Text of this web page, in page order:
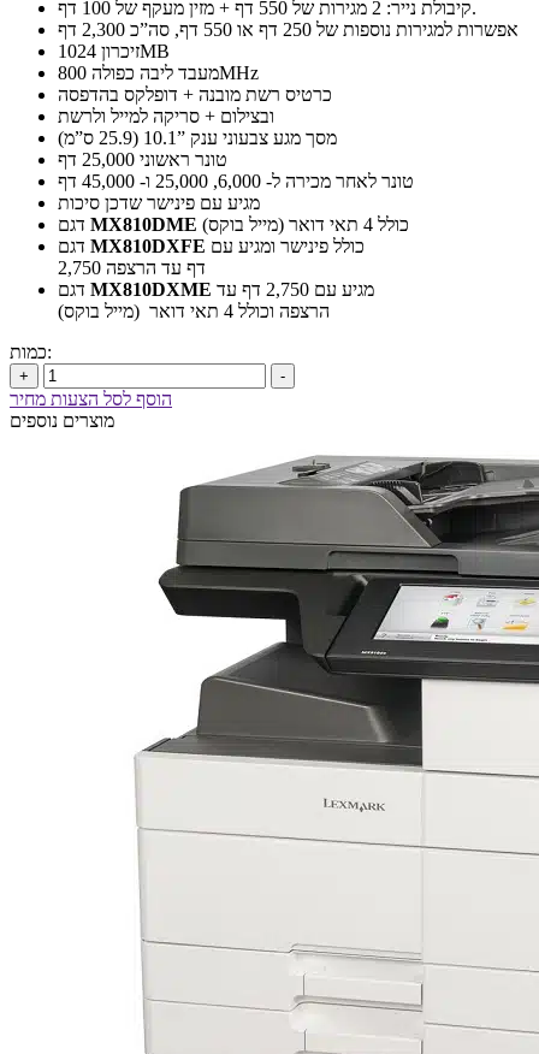
קיבולת נייר: 2 מגירות של 550 דף + מזין מעקף של 100 דף.
אפשרות למגירות נוספות של 250 דף או 550 דף, סה”כ 2,300 דף
זיכרון 1024MB
מעבד ליבה כפולה 800MHz
כרטיס רשת מובנה + דופלקס בהדפסה
ובצילום + סריקה למייל ולרשת
מסך מגע צבעוני ענק ”10.1 (25.9 ס”מ)
טונר ראשוני 25,000 דף
טונר לאחר מכירה ל- 6,000, 25,000 ו- 45,000 דף
מגיע עם פינישר שדכן סיכות
MX810DME
כולל 4 תאי דואר (מייל בוקס)
MX810DXFE כולל פינישר ומגיע עם
2,750 דף עד הרצפה
MX810DXME
מגיע עם 2,750 דף עד
הרצפה וכולל 4 תאי דואר (מייל בוקס)
כמות:
+ -
הוסף לסל הצעות מחיר
מוצרים נוספים